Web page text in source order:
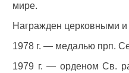
мире.
Награжден церковными
1978 г. — медалью прп.
1979 г. — орденом Св.